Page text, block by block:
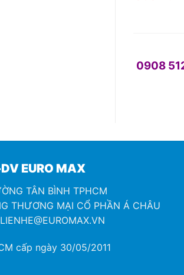
0908
EURO MAX
TÂN BÌNH TPHCM
THƯƠNG MẠI CỔ PHẦN Á CHÂU
cấp ngày 30/05/2011